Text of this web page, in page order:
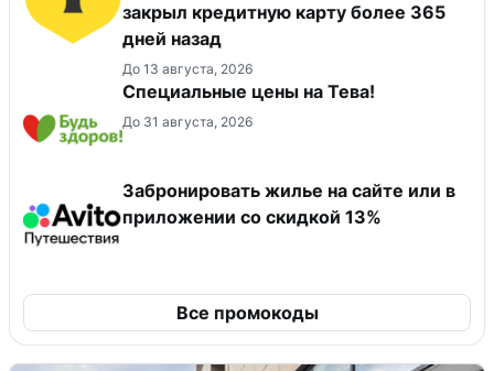
закрыл кредитную карту более 365
дней назад
До 13 августа, 2026
Специальные цены на Тева!
До 31 августа, 2026
Забронировать жилье на сайте или в
приложении со скидкой 13%
Все промокоды